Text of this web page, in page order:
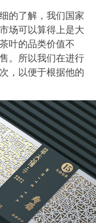
的了解，我们国家
场可以算得上是大
叶的品类价值不
。所以我们在进行
，以便于根据他的